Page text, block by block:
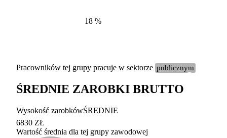
Etykieta
duży
100-200 tysięcy
18 %
Pracowników tej grupy pracuje w sektorze publicznym
ŚREDNIE ZAROBKI BRUTTO
Wysokość zarobkówŚREDNIE
6830 ZŁ
Wartość średnia dla tej grupy zawodowej